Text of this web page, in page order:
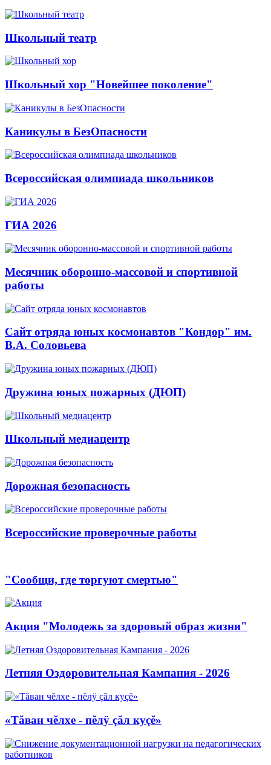
Школьный театр
Школьный хор "Новейшее поколение"
Каникулы в БезОпасности
Всероссийская олимпиада школьников
ГИА 2026
Месячник оборонно-массовой и спортивной
работы
Сайт отряда юных космонавтов "Кондор" им.
В.А. Соловьева
Дружина юных пожарных (ДЮП)
Школьный медиацентр
Дорожная безопасность
Всероссийские проверочные работы
"Сообщи, где торгуют смертью"
Акция "Молодежь за здоровый образ жизни"
Летняя Оздоровительная Кампания - 2026
«Тăван чĕлхе - пĕлÿ çăл куçĕ»